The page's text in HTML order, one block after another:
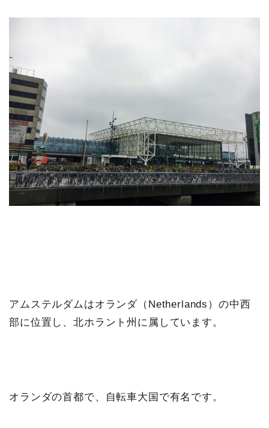
アムステルダムはオランダ（Netherlands）の中西
部に位置し、北ホラント州に属しています。
オランダの首都で、自転車大国で有名です。